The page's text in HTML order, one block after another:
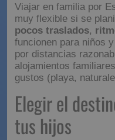
Viajar en familia por
muy flexible si se
pocos traslados,
funcionen para niños
por distancias
alojamientos
gustos (playa,
Elegir el
edad de tus